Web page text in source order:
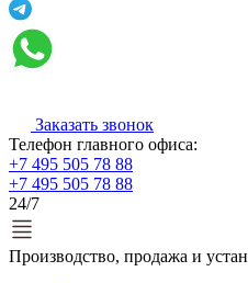
Заказать звонок
Телефон главного офиса:
+7 495 505 78 88
+7 495 505 78 88
24/7
Производство, продажа и